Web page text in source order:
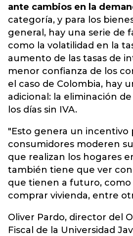
ante cambios en la
categoría, y para los
general, hay una serie de
como la volatilidad en la
aumento de las tasas de
menor confianza de los
el caso de Colombia, hay
adicional: la eliminación
los días sin IVA.
"Esto genera un incentivo
consumidores moderen
que realizan los hogares
también tiene que ver
que tienen a futuro, como
comprar vivienda, entre
Oliver Pardo, director del
Fiscal de la Universidad